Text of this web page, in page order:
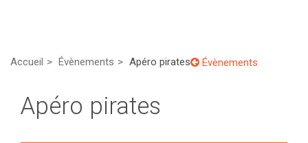
Accueil Évènements Apéro pirates Évènements
Apéro pirates